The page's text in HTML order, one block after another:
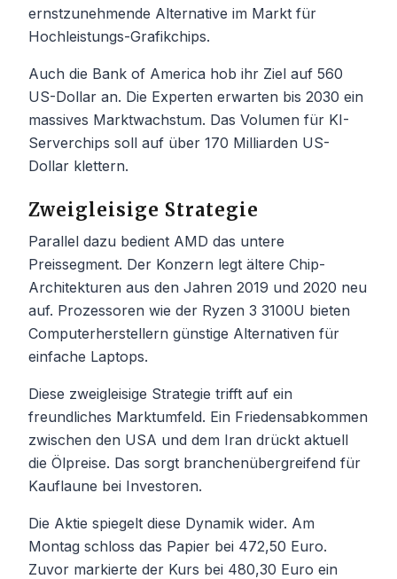
ernstzunehmende Alternative im Markt für
Hochleistungs-Grafikchips.
Auch die Bank of America hob ihr Ziel auf 560
US-Dollar an. Die Experten erwarten bis 2030 ein
massives Marktwachstum. Das Volumen für KI-
Serverchips soll auf über 170 Milliarden US-
Dollar klettern.
Zweigleisige Strategie
Parallel dazu bedient AMD das untere
Preissegment. Der Konzern legt ältere Chip-
Architekturen aus den Jahren 2019 und 2020 neu
auf. Prozessoren wie der Ryzen 3 3100U bieten
Computerherstellern günstige Alternativen für
einfache Laptops.
Diese zweigleisige Strategie trifft auf ein
freundliches Marktumfeld. Ein Friedensabkommen
zwischen den USA und dem Iran drückt aktuell
die Ölpreise. Das sorgt branchenübergreifend für
Kauflaune bei Investoren.
Die Aktie spiegelt diese Dynamik wider. Am
Montag schloss das Papier bei 472,50 Euro.
Zuvor markierte der Kurs bei 480,30 Euro ein